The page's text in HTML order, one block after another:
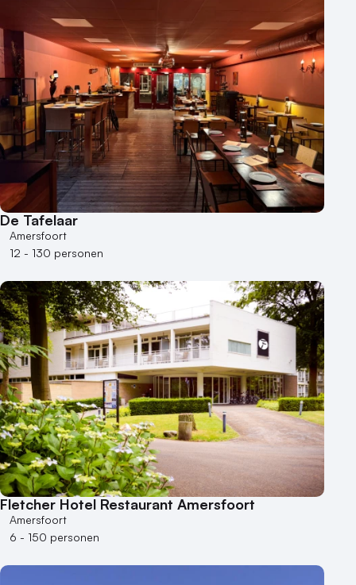
De Tafelaar
Amersfoort
12 - 130 personen
Fletcher Hotel Restaurant Amersfoort
Amersfoort
6 - 150 personen